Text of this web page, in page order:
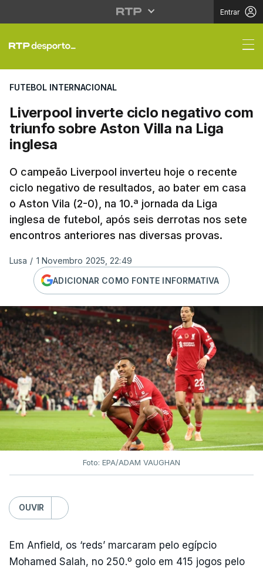
Entrar
Liverpool inverte
FUTEBOL INTERNACIONAL
Liverpool inverte ciclo negativo com
triunfo sobre Aston Villa na Liga
inglesa
O campeão Liverpool inverteu hoje o recente
ciclo negativo de resultados, ao bater em casa
o Aston Vila (2-0), na 10.ª jornada da Liga
inglesa de futebol, após seis derrotas nos sete
encontros anteriores nas diversas provas.
Lusa / 1 Novembro 2025, 22:49
ADICIONAR COMO FONTE INFORMATIVA
Foto: EPA/ADAM VAUGHAN
OUVIR
Em Anfield, os ‘reds’ marcaram pelo egípcio
Mohamed Salah, no 250.º golo em 415 jogos pelo